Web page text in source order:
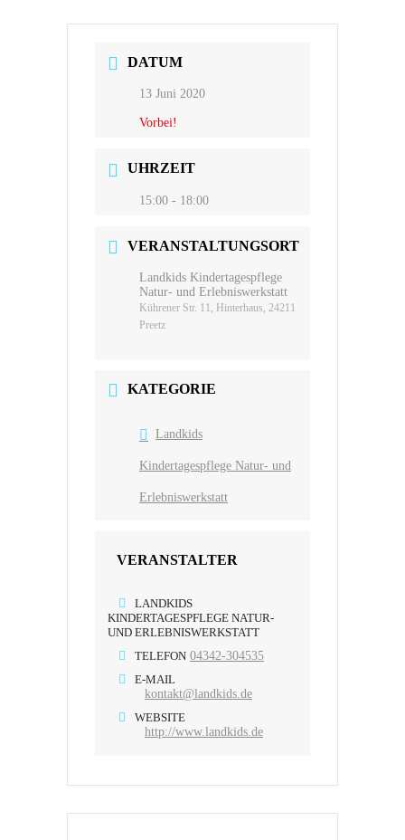
DATUM
13 Juni 2020
Vorbei!
UHRZEIT
15:00 - 18:00
VERANSTALTUNGSORT
Landkids Kindertagespflege
Natur- und Erlebniswerkstatt
Kührener Str. 11, Hinterhaus, 24211
Preetz
KATEGORIE
Landkids
Kindertagespflege Natur- und
Erlebniswerkstatt
VERANSTALTER
LANDKIDS
KINDERTAGESPFLEGE NATUR-
UND ERLEBNISWERKSTATT
TELEFON 04342-304535
E-MAIL
kontakt@landkids.de
WEBSITE
http://www.landkids.de